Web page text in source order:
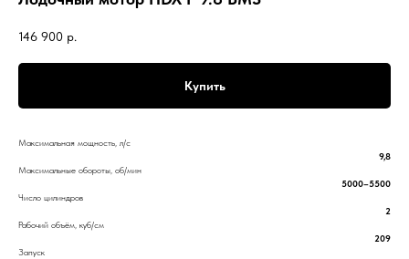
146 900 р.
Купить
Максимальная мощность, л/с
9,8
Максимальные обороты, об/мин
5000–5500
Число цилиндров
2
Рабочий объём, куб/см
209
Запуск